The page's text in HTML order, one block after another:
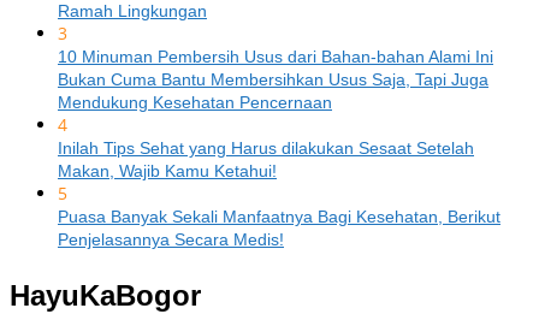
Ramah Lingkungan
3
10 Minuman Pembersih Usus dari Bahan-bahan Alami Ini
Bukan Cuma Bantu Membersihkan Usus Saja, Tapi Juga
Mendukung Kesehatan Pencernaan
4
Inilah Tips Sehat yang Harus dilakukan Sesaat Setelah
Makan, Wajib Kamu Ketahui!
5
Puasa Banyak Sekali Manfaatnya Bagi Kesehatan, Berikut
Penjelasannya Secara Medis!
HayuKaBogor